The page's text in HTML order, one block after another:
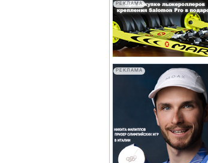
РЕКЛАМА
РЕКЛАМА